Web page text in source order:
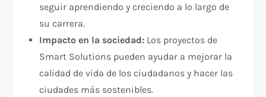
seguir aprendiendo y creciendo a lo largo de
su carrera.
Impacto en la sociedad: Los proyectos de
Smart Solutions pueden ayudar a mejorar la
calidad de vida de los ciudadanos y hacer las
ciudades más sostenibles.